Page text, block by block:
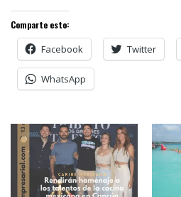
Comparte esto:
Facebook Twitter
WhatsApp